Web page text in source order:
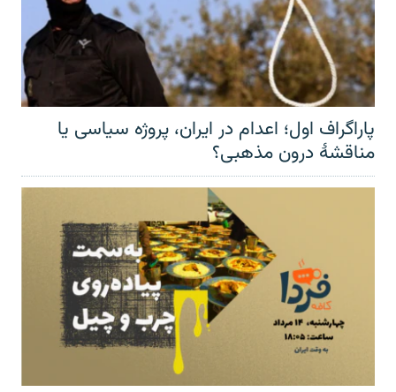
پاراگراف اول؛ اعدام در ایران، پروژه سیاسی یا
مناقشهٔ درون مذهبی؟